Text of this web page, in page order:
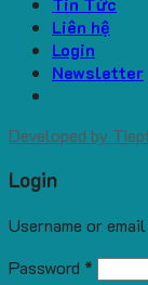
Liên hệ
Login
Newsletter
Developed by
Login
Username or
Password *